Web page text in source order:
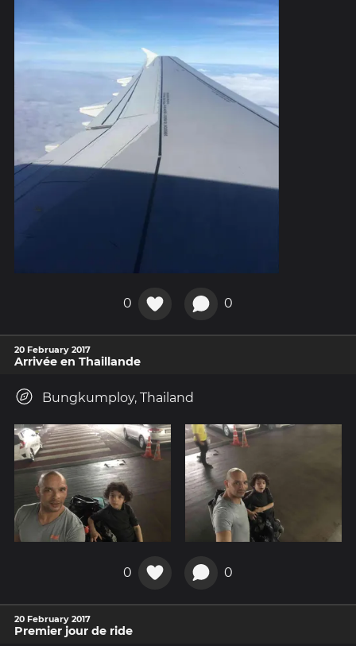
0 0
20 February 2017
Arrivée en Thaillande
Bungkumploy, Thailand
0 0
20 February 2017
Premier jour de ride